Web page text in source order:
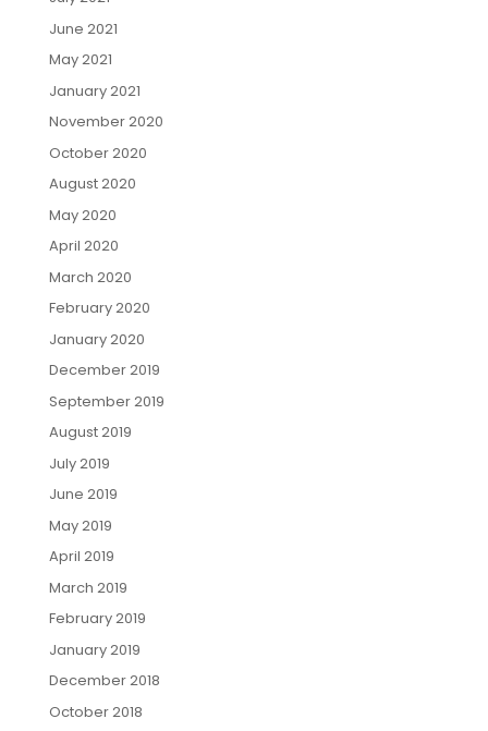
June 2021
May 2021
January 2021
November 2020
October 2020
August 2020
May 2020
April 2020
March 2020
February 2020
January 2020
December 2019
September 2019
August 2019
July 2019
June 2019
May 2019
April 2019
March 2019
February 2019
January 2019
December 2018
October 2018